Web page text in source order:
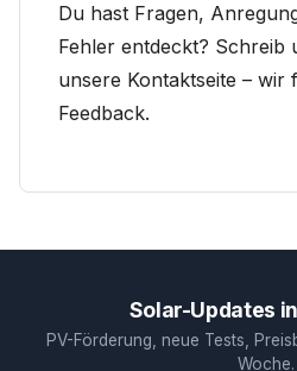
Du hast Fragen,
Fehler entdeckt? Schreib
unsere Kontaktseite – wir
Feedback.
Solar-Updates
PV-Förderung, neue Tests,
Woche.